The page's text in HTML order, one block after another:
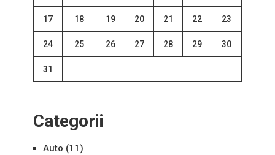
17 18 19 20 21 22 23
24 25 26 27 28 29 30
31
Categorii
Auto (11)